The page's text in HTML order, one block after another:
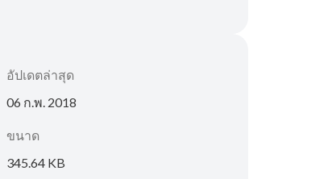
อัปเดตล่าสุด
06 ก.พ. 2018
ขนาด
345.64 KB